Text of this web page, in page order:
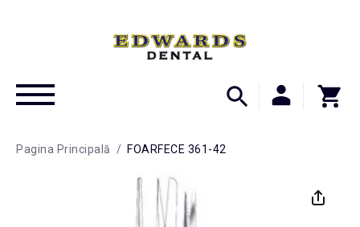
Pagina Principală / FOARFECE 361-42